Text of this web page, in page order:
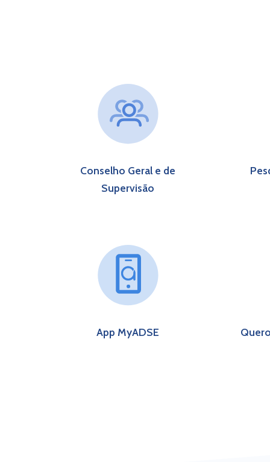
Conselho Geral e de
Supervisão
App MyADSE